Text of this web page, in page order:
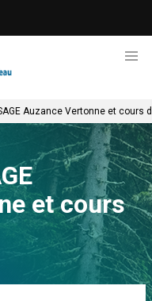
Auzance Vertonne et cours
et cours